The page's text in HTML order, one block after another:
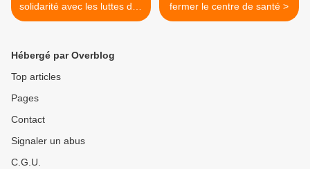
solidarité avec les luttes des
femmes du monde
fermer le centre de santé >
Hébergé par Overblog
Top articles
Pages
Contact
Signaler un abus
C.G.U.